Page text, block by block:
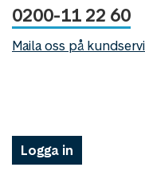
0200-11 22 60
Maila oss på
Logga in